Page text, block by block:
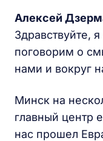
Алексей
Здравствуйте,
поговорим о
нами и вокруг
Минск на
главный центр
нас прошел